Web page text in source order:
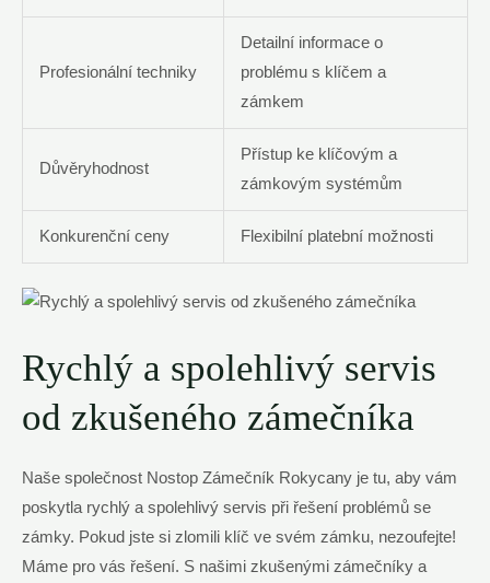
Profesionální techniky
Detailní informace o
problému s klíčem a
zámkem
Důvěryhodnost
Přístup ke klíčovým a
zámkovým systémům
Konkurenční ceny Flexibilní platební možnosti
Rychlý a spolehlivý servis
od zkušeného zámečníka
Naše společnost Nostop Zámečník Rokycany je tu, aby vám
poskytla rychlý a spolehlivý servis při řešení problémů se
zámky. Pokud jste si zlomili klíč ve svém zámku, nezoufejte!
Máme pro vás řešení. S našimi zkušenými zámečníky a